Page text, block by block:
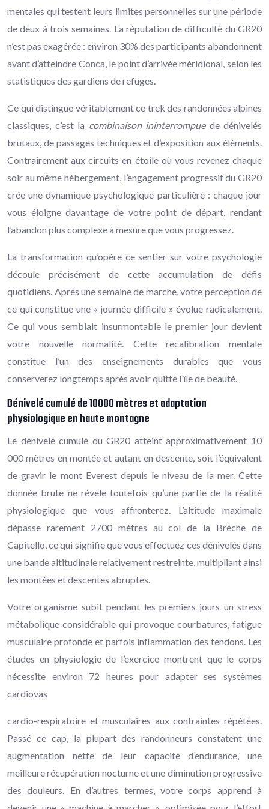
mentales qui testent leurs limites personnelles sur une période
de deux à trois semaines. La réputation de difficulté du GR20
n’est pas exagérée : environ 30% des participants abandonnent
avant d’atteindre Conca, le point d’arrivée méridional, selon les
statistiques des gardiens de refuges.
Ce qui distingue véritablement ce trek des randonnées alpines
classiques, c’est la combinaison ininterrompuede dénivelés
brutaux, de passages techniques et d’exposition aux éléments.
Contrairement aux circuits en étoile où vous revenez chaque
soir au même hébergement, l’engagement progressif du GR20
crée une dynamique psychologique particulière : chaque jour
vous éloigne davantage de votre point de départ, rendant
l’abandon plus complexe à mesure que vous progressez.
La transformation qu’opère ce sentier sur votre psychologie
découle précisément de cette accumulation de défis
quotidiens. Après une semaine de marche, votre perception de
ce qui constitue une « journée difficile » évolue radicalement.
Ce qui vous semblait insurmontable le premier jour devient
votre nouvelle normalité. Cette recalibration mentale
constitue l’un des enseignements durables que vous
conserverez longtemps après avoir quitté l’île de beauté.
Dénivelé cumulé de 10000 mètres et adaptation
physiologique en haute montagne
Le dénivelé cumulé du GR20 atteint approximativement 10
000 mètres en montée et autant en descente, soit l’équivalent
de gravir le mont Everest depuis le niveau de la mer. Cette
donnée brute ne révèle toutefois qu’une partie de la réalité
physiologique que vous affronterez. L’altitude maximale
dépasse rarement 2700 mètres au col de la Brèche de
Capitello, ce qui signifie que vous effectuez ces dénivelés dans
une bande altitudinale relativement restreinte, multipliant ainsi
les montées et descentes abruptes.
Votre organisme subit pendant les premiers jours un stress
métabolique considérable qui provoque courbatures, fatigue
musculaire profonde et parfois inflammation des tendons. Les
études en physiologie de l’exercice montrent que le corps
nécessite environ 72 heures pour adapter ses systèmes
cardiovas
cardio-respiratoire et musculaires aux contraintes répétées.
Passé ce cap, la plupart des randonneurs constatent une
augmentation nette de leur capacité d’endurance, une
meilleure récupération nocturne et une diminution progressive
des douleurs. En d’autres termes, votre corps apprend à